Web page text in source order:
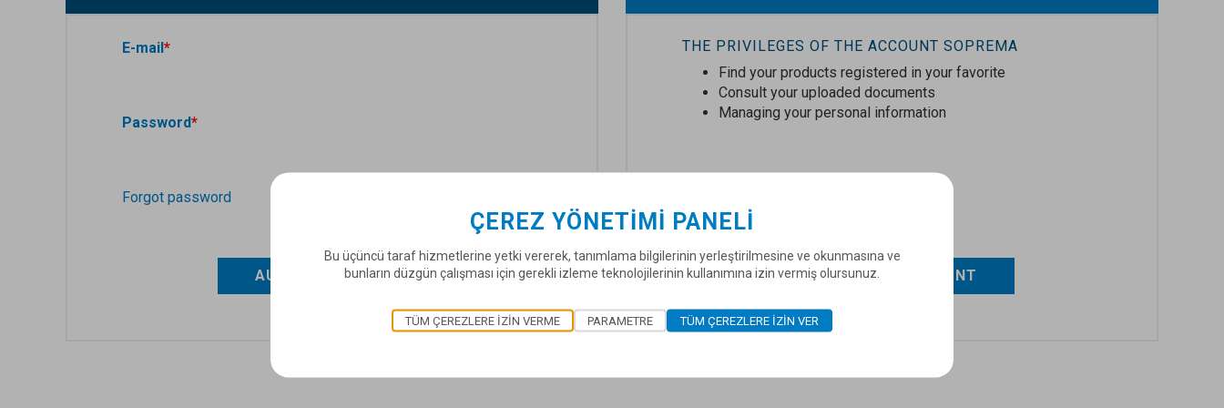
E-mail
Password
Forgot password
AUTHENTIFICATION
THE PRIVILEGES OF THE ACCOUNT SOPREMA
Find your products registered in your favorite
Consult your uploaded documents
Managing your personal information
CREATE MY ACCOUNT
ÇEREZ YÖNETIMI PANELI
Bu üçüncü taraf hizmetlerine yetki vererek, tanımlama bilgilerinin yerleştirilmesine ve okunmasına ve
bunların düzgün çalışması için gerekli izleme teknolojilerinin kullanımına izin vermiş olursunuz.
TÜM ÇEREZLERE IZIN VERME PARAMETRE TÜM ÇEREZLERE IZIN VER